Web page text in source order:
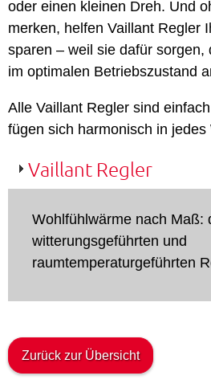
oder einen kleinen Dreh. Und
merken, helfen Vaillant Regler
sparen – weil sie dafür sorgen,
im optimalen Betriebszustand
Alle Vaillant Regler sind
fügen sich harmonisch in jedes
Vaillant Regler
Wohlfühlwärme nach Maß:
witterungsgeführten und
raumtemperaturgeführten
Zurück zur Übersicht